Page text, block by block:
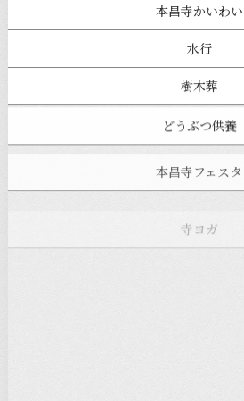
本昌寺かいわい
水行
樹木葬
どうぶつ供養
お知らせ